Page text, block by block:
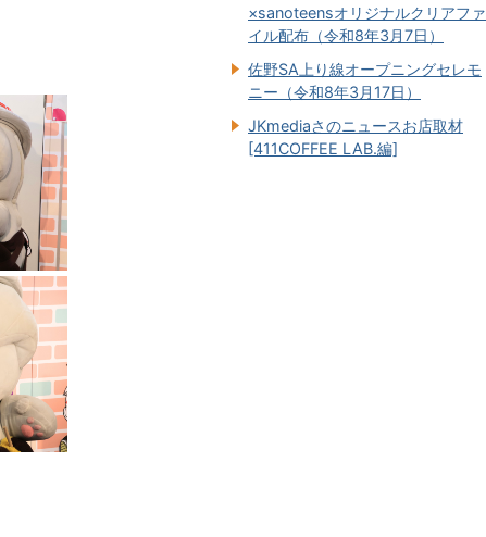
×sanoteensオリジナルクリアファ
イル配布（令和8年3月7日）
佐野SA上り線オープニングセレモ
ニー（令和8年3月17日）
JKmediaさのニュースお店取材
[411COFFEE LAB.編]